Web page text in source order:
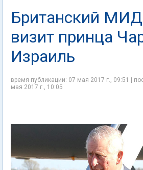
Британский
визит принца
Израиль
время публикации: 07 мая 2017 г., 09:51 |
мая 2017 г., 10:05